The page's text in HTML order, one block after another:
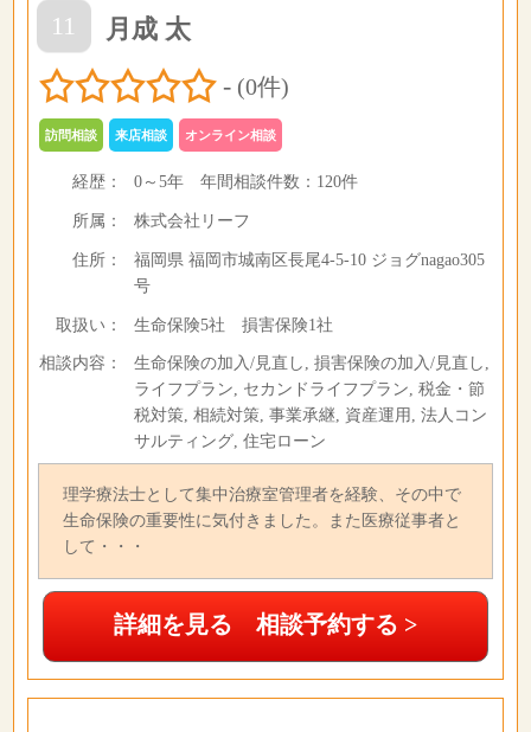
11
月成 太
- (0件)
訪問相談 来店相談 オンライン相談
経歴： 0～5年年間相談件数： 120件
所属： 株式会社リーフ
住所：
福岡県 福岡市城南区長尾4-5-10 ジョグnagao305
号
取扱い： 生命保険5社 損害保険1社
相談内容：
生命保険の加入/見直し, 損害保険の加入/見直し,
ライフプラン, セカンドライフプラン, 税金・節
税対策, 相続対策, 事業承継, 資産運用, 法人コン
サルティング, 住宅ローン
理学療法士として集中治療室管理者を経験、その中で
生命保険の重要性に気付きました。また医療従事者と
して・・・
詳細を見る 相談予約する >